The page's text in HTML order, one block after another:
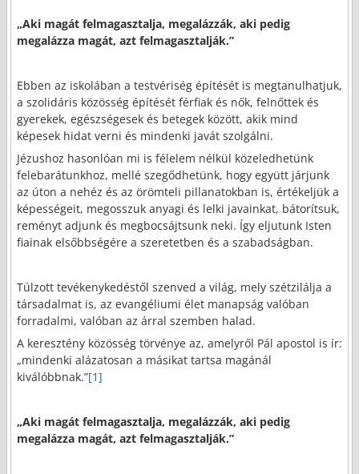
„Aki magát felmagasztalja, megalázzák, aki pedig
megalázza magát, azt felmagasztalják.”
Ebben az iskolában a testvériség építését is megtanulhatjuk,
a szolidáris közösség építését férfiak és nők, felnőttek és
gyerekek, egészségesek és betegek között, akik mind
képesek hidat verni és mindenki javát szolgálni.
Jézushoz hasonlóan mi is félelem nélkül közeledhetünk
felebarátunkhoz, mellé szegődhetünk, hogy együtt járjunk
az úton a nehéz és az örömteli pillanatokban is, értékeljük a
képességeit, megosszuk anyagi és lelki javainkat, bátorítsuk,
reményt adjunk és megbocsájtsunk neki. Így eljutunk Isten
fiainak elsőbbségére a szeretetben és a szabadságban.
Túlzott tevékenykedéstől szenved a világ, mely szétzilálja a
társadalmat is, az evangéliumi élet manapság valóban
forradalmi, valóban az árral szemben halad.
A keresztény közösség törvénye az, amelyről Pál apostol is ír:
„mindenki alázatosan a másikat tartsa magánál
kiválóbbnak.”[1]
„Aki magát felmagasztalja, megalázzák, aki pedig
megalázza magát, azt felmagasztalják.”